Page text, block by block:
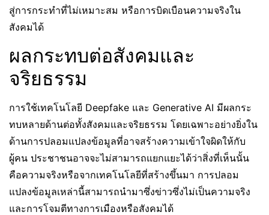
สู่การกระทำที่ไม่เหมาะสม หรือการบิดเบือนความจริงใน
สังคมได้
ผลกระทบต่อสังคมและ
จริยธรรม
การใช้เทคโนโลยี Deepfake และ Generative AI มีผลกระ
ทบหลายด้านต่อทั้งสังคมและจริยธรรม โดยเฉพาะอย่างยิ่งใน
ด้านการปลอมแปลงข้อมูลที่อาจสร้างความเข้าใจผิดให้กับ
ผู้คน ประชาชนอาจจะไม่สามารถแยกแยะได้ว่าสิ่งที่เห็นนั้น
คือความจริงหรือจากเทคโนโลยีที่สร้างขึ้นมา การปลอม
แปลงข้อมูลเหล่านี้สามารถนำมาซึ่งข่าวซึ่งไม่เป็นความจริง
และการโจมตีทางการเมืองหรือสังคมได้